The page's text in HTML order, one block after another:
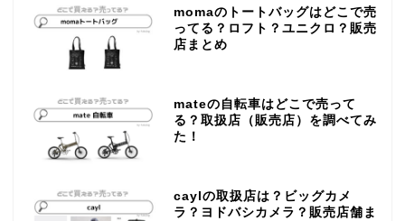
momaのトートバッグはどこで売
ってる？ロフト？ユニクロ？販売
店まとめ
mateの自転車はどこで売って
る？取扱店（販売店）を調べてみ
た！
caylの取扱店は？ビッグカメ
ラ？ヨドバシカメラ？販売店舗ま